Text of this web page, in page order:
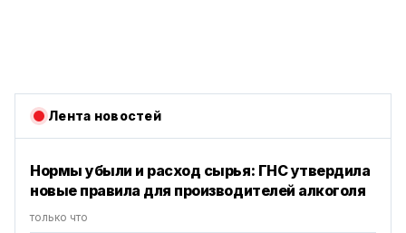
Лента новостей
Нормы убыли и расход сырья: ГНС утвердила
новые правила для производителей алкоголя
только что